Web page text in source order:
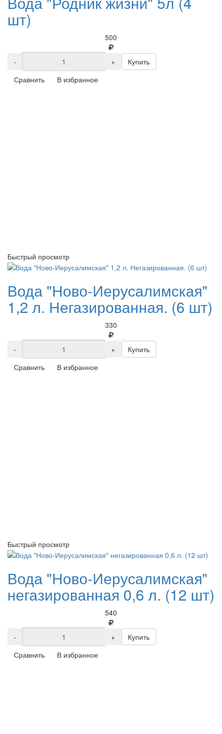
шт)
500
- +
Купить
Сравнить
В избранное
Быстрый просмотр
Вода "Ново-Иерусалимская"
1,2 л. Негазированная. (6 шт)
330
- +
Купить
Сравнить
В избранное
Быстрый просмотр
Вода "Ново-Иерусалимская"
негазированная 0,6 л. (12 шт)
540
- +
Купить
Сравнить
В избранное